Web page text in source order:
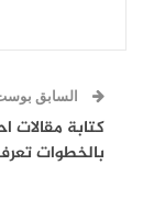
السابق
كتابة مقالات
بالخطوات